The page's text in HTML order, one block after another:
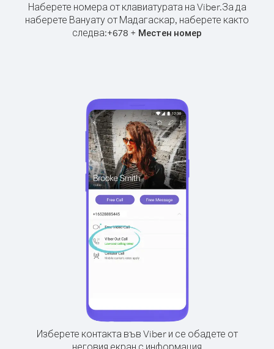
Наберете номера от клавиатурата на Viber.За да
наберете Вануату от Мадагаскар, наберете както
следва:+678 + Местен номер
Изберете контакта във Viber и се обадете от
неговия екран с информация